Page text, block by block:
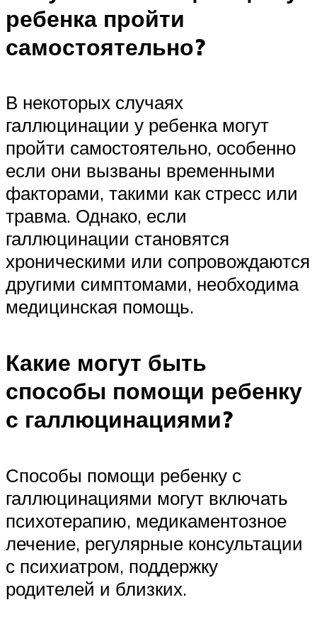
ребенка пройти
самостоятельно?
В некоторых случаях
галлюцинации у ребенка могут
пройти самостоятельно, особенно
если они вызваны временными
факторами, такими как стресс или
травма. Однако, если
галлюцинации становятся
хроническими или сопровождаются
другими симптомами, необходима
медицинская помощь.
Какие могут быть
способы помощи ребенку
с галлюцинациями?
Способы помощи ребенку с
галлюцинациями могут включать
психотерапию, медикаментозное
лечение, регулярные консультации
с психиатром, поддержку
родителей и близких.